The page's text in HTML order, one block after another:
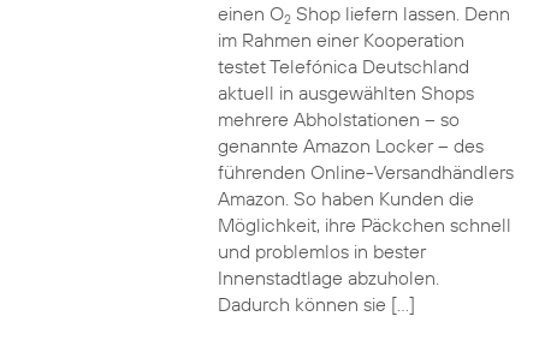
einen O2Shop liefern lassen. Denn
im Rahmen einer Kooperation
testet Telefónica Deutschland
aktuell in ausgewählten Shops
mehrere Abholstationen – so
genannte Amazon Locker – des
führenden Online-Versandhändlers
Amazon. So haben Kunden die
Möglichkeit, ihre Päckchen schnell
und problemlos in bester
Innenstadtlage abzuholen.
Dadurch können sie […]